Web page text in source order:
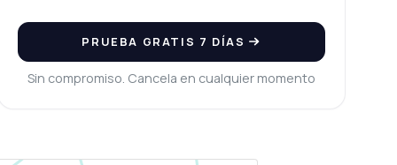
PRUEBA GRATIS 7 DÍAS
Sin compromiso. Cancela en cualquier momento